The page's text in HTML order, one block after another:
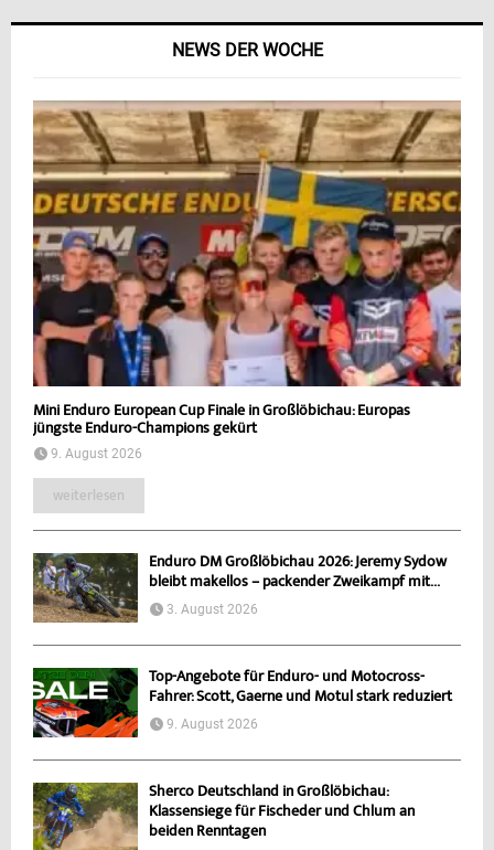
NEWS DER WOCHE
Mini Enduro European Cup Finale in Großlöbichau: Europas
jüngste Enduro-Champions gekürt
9. August 2026
weiterlesen
Enduro DM Großlöbichau 2026: Jeremy Sydow
bleibt makellos – packender Zweikampf mit...
3. August 2026
Top-Angebote für Enduro- und Motocross-
Fahrer: Scott, Gaerne und Motul stark reduziert
9. August 2026
Sherco Deutschland in Großlöbichau:
Klassensiege für Fischeder und Chlum an
beiden Renntagen